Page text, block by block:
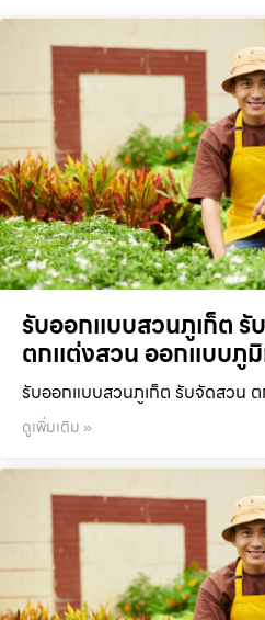
รับออกแบบสวนภูเก็ต รั
ตกแต่งสวน ออกแบบภู
รับออกแบบสวนภูเก็ต รับจัดสวน
ดูเพิ่มเติม »